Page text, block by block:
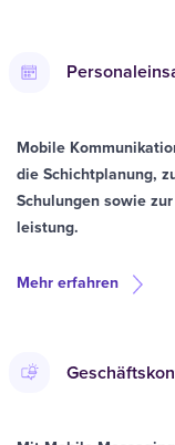
Mobile
die Schichtplanung,
Schulungen sowie
leistung.
Mehr erfahren